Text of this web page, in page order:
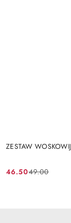
ZESTAW
Cena
46.50
Cena
49.00